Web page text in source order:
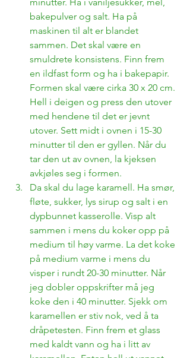
minutter. Ha i vaniljesukker, mel,
bakepulver og salt. Ha på
maskinen til alt er blandet
sammen. Det skal være en
smuldrete konsistens. Finn frem
en ildfast form og ha i bakepapir.
Formen skal være cirka 30 x 20 cm.
Hell i deigen og press den utover
med hendene til det er jevnt
utover. Sett midt i ovnen i 15-30
minutter til den er gyllen. Når du
tar den ut av ovnen, la kjeksen
avkjøles seg i formen.
Da skal du lage karamell. Ha smør,
fløte, sukker, lys sirup og salt i en
dypbunnet kasserolle. Visp alt
sammen i mens du koker opp på
medium til høy varme. La det koke
på medium varme i mens du
visper i rundt 20-30 minutter. Når
jeg dobler oppskrifter må jeg
koke den i 40 minutter. Sjekk om
karamellen er stiv nok, ved å ta
dråpetesten. Finn frem et glass
med kaldt vann og ha i litt av